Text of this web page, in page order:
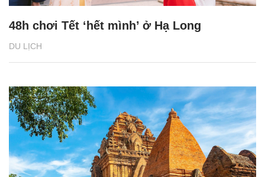
DU LỊCH
48h chơi Tết ‘hết mình’ ở Hạ Long